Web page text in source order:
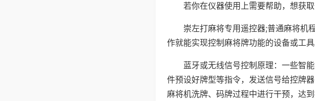
若你在仪器使用上需要帮助，想获
崇左打麻将专用遥控器;普通麻将机
作就能实现控制麻将牌功能的设备或工具
蓝牙或无线信号控制原理：一些智
件预设好牌型等指令，发送信号给控牌
麻将机洗牌、码牌过程中进行干预，达到